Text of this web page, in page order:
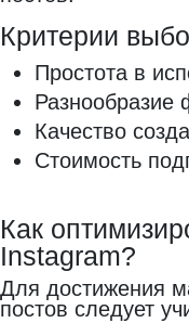
Критерии
Простота в
Разнообразие
Качество
Стоимость
Как
Instagram?
Для достижения
постов следует